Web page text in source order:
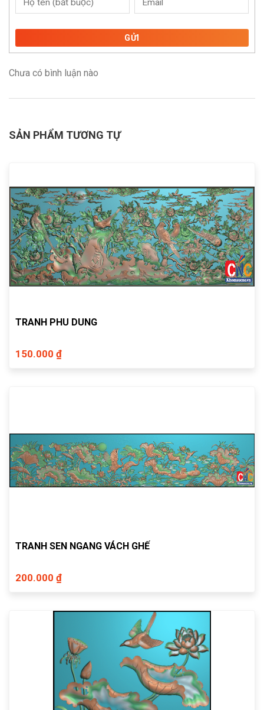
GỬI
Chưa có bình luận nào
SẢN PHẨM TƯƠNG TỰ
TRANH PHU DUNG
150.000 ₫
TRANH SEN NGANG VÁCH GHẾ
200.000 ₫